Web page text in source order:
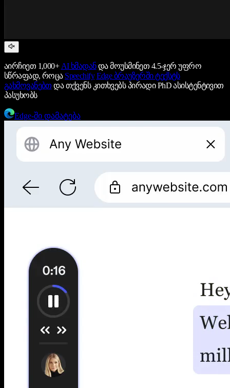
აირჩიეთ 1,000+ AI ხმადანდა მოუსმინეთ 4.5-ჯერ უფრო
სწრაფად, როცა Speechify Edge ბრაუზერში ტექსტს
გახმოვანებთ და თქვენს კითხვებს პირადი PhD ასისტენტივით
პასუხობს
Edge-ში დამატება